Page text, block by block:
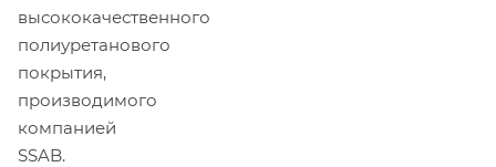
высококачественного
полиуретанового
покрытия,
производимого
компанией
SSAB.